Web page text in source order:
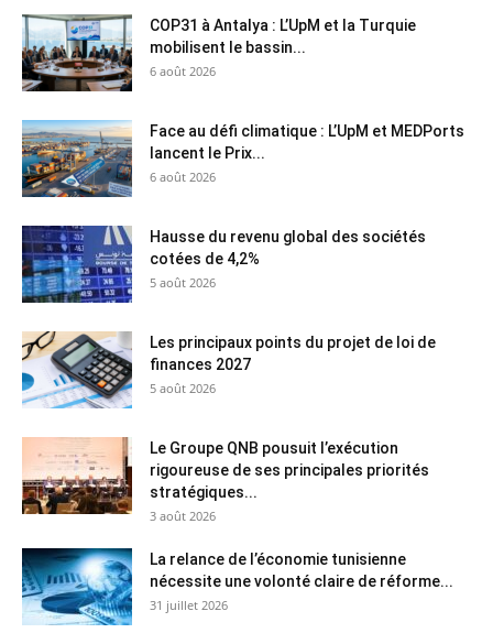
COP31 à Antalya : L’UpM et la Turquie
mobilisent le bassin...
6 août 2026
Face au défi climatique : L’UpM et MEDPorts
lancent le Prix...
6 août 2026
Hausse du revenu global des sociétés
cotées de 4,2%
5 août 2026
Les principaux points du projet de loi de
finances 2027
5 août 2026
Le Groupe QNB pousuit l’exécution
rigoureuse de ses principales priorités
stratégiques...
3 août 2026
La relance de l’économie tunisienne
nécessite une volonté claire de réforme...
31 juillet 2026